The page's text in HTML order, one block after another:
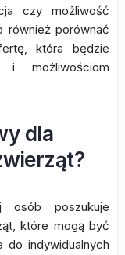
czy możliwość
również porównać
która będzie
i możliwościom
dla
poszukuje
które mogą być
do indywidualnych